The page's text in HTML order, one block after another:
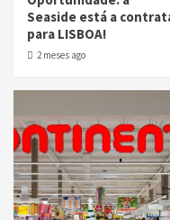
Seaside está a
para LISBOA!
2 meses ago